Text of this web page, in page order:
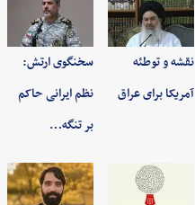
نقشه و توطئه
آمریکا برای عراق
سخنگوی ارتش:
نظم ایرانی حاکم
بر تنگه…